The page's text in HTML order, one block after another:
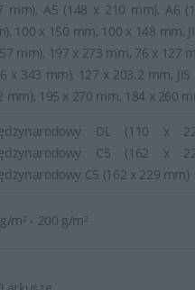
mm), A5 (148 x 210 mm), A6
100 x 150 mm, 100 x 148 mm,
mm), 197 x 273 mm, 76 x 127
x 343 mm), 127 x 203.2 mm, JIS
mm), 195 x 270 mm, 184 x 260
DL (110 x
C5 (162 x
C5 (162 x 229 mm)
m² - 200 g/m²